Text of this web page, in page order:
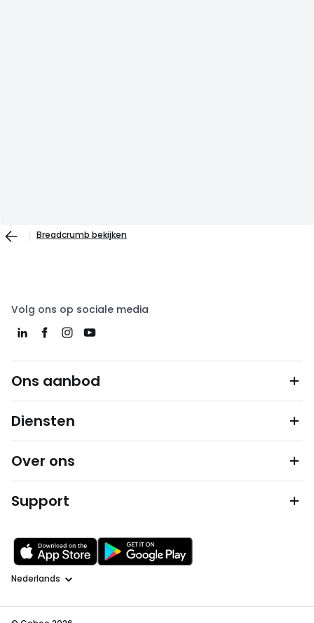
Breadcrumb bekijken
Volg ons op sociale media
Ons aanbod
Diensten
Over ons
Support
Taal